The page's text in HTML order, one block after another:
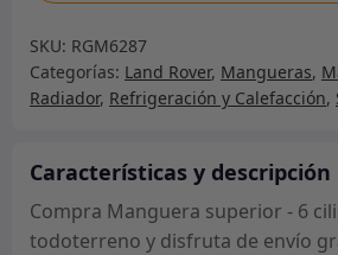
6
cilindros
cantidad
SKU: RGM6287
Categorías: Land Rover, Mangueras,
Radiador, Refrigeración y Calefacción,
Características y descripción
Compra Manguera superior - 6
todoterreno y disfruta de envío